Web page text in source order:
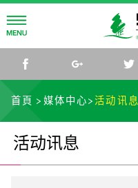
公司简介
公司理念
公司组织
研发中心
研究团队
最新消息
社会关怀
facebook google+
首頁 媒体中心 活动讯息
活动讯息